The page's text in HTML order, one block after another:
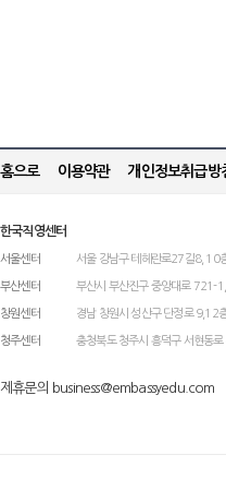
홈으로 이용약관 개인정보취급방
한국직영센터
서울센터 서울 강남구 테헤란로27길8,
부산센터 부산시 부산진구 중앙대로
창원센터 경남 창원시 성산구 단정로
청주센터 충청북도 청주시 흥덕구 서현동
제휴문의 business@embassyedu.com